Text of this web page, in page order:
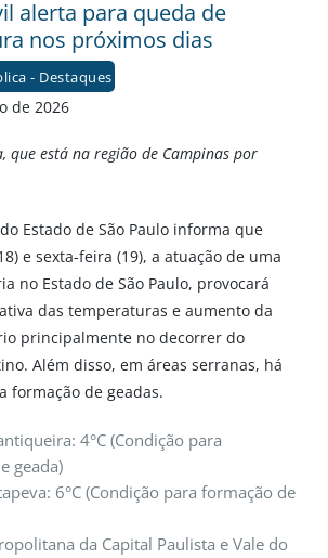
alerta para queda de
nos próximos dias
- Destaques
de 2026
que está na região de Campinas por
Estado de São Paulo informa que
e sexta-feira (19), a atuação de uma
no Estado de São Paulo, provocará
das temperaturas e aumento da
principalmente no decorrer do
Além disso, em áreas serranas, há
formação de geadas.
4°C (Condição para
geada)
6°C (Condição para formação de
da Capital Paulista e Vale do